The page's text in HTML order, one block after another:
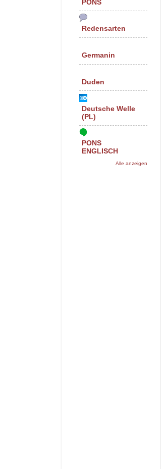
PONS
Redensarten
Germanin
Duden
Deutsche Welle
(PL)
PONS
ENGLISCH
Alle anzeigen